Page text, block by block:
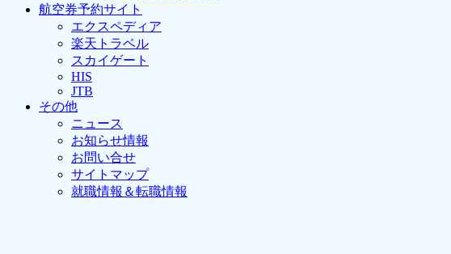
航空券予約サイト
エクスペディア
楽天トラベル
スカイゲート
HIS
JTB
その他
ニュース
お知らせ情報
お問い合せ
サイトマップ
就職情報＆転職情報